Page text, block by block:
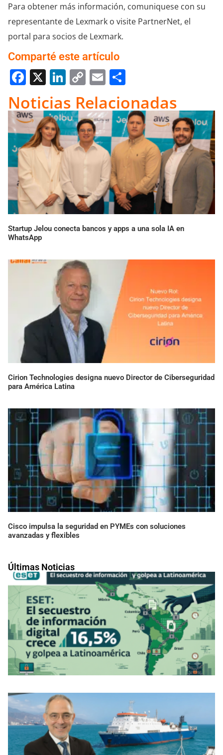
Últimas Noticias
Para obtener más información, comuniquese con su
representante de Lexmark o visite PartnerNet, el
portal para socios de Lexmark.
Comparté este artículo
Facebook
X LinkedIn
Copy
Link
Email
Noticias Relacionadas
Startup Jelou conecta bancos y apps a una sola IA en
WhatsApp
Cirion Technologies designa nuevo Director de Ciberseguridad
para América Latina
Cisco impulsa la seguridad en PYMEs con soluciones
avanzadas y flexibles